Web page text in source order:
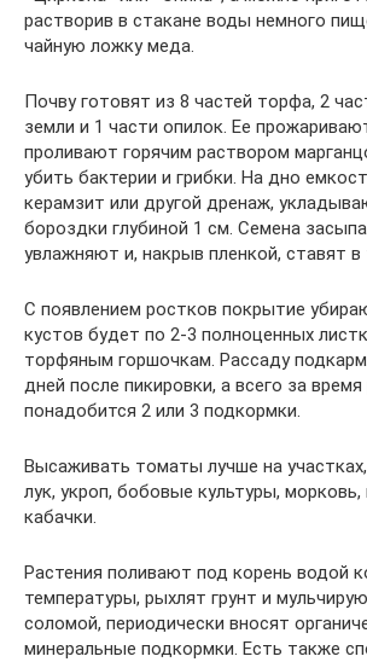
растворив в стакане воды немного
чайную ложку меда.
Почву готовят из 8 частей торфа, 2
земли и 1 части опилок. Ее
проливают горячим раствором
убить бактерии и грибки. На дно
керамзит или другой дренаж,
бороздки глубиной 1 см. Семена
увлажняют и, накрыв пленкой, ставят в
С появлением ростков покрытие
кустов будет по 2-3 полноценных
торфяным горшочкам. Рассаду
дней после пикировки, а всего за
понадобится 2 или 3 подкормки.
Высаживать томаты лучше на
лук, укроп, бобовые культуры, морковь,
кабачки.
Растения поливают под корень водой
температуры, рыхлят грунт и
соломой, периодически вносят
минеральные подкормки. Есть также